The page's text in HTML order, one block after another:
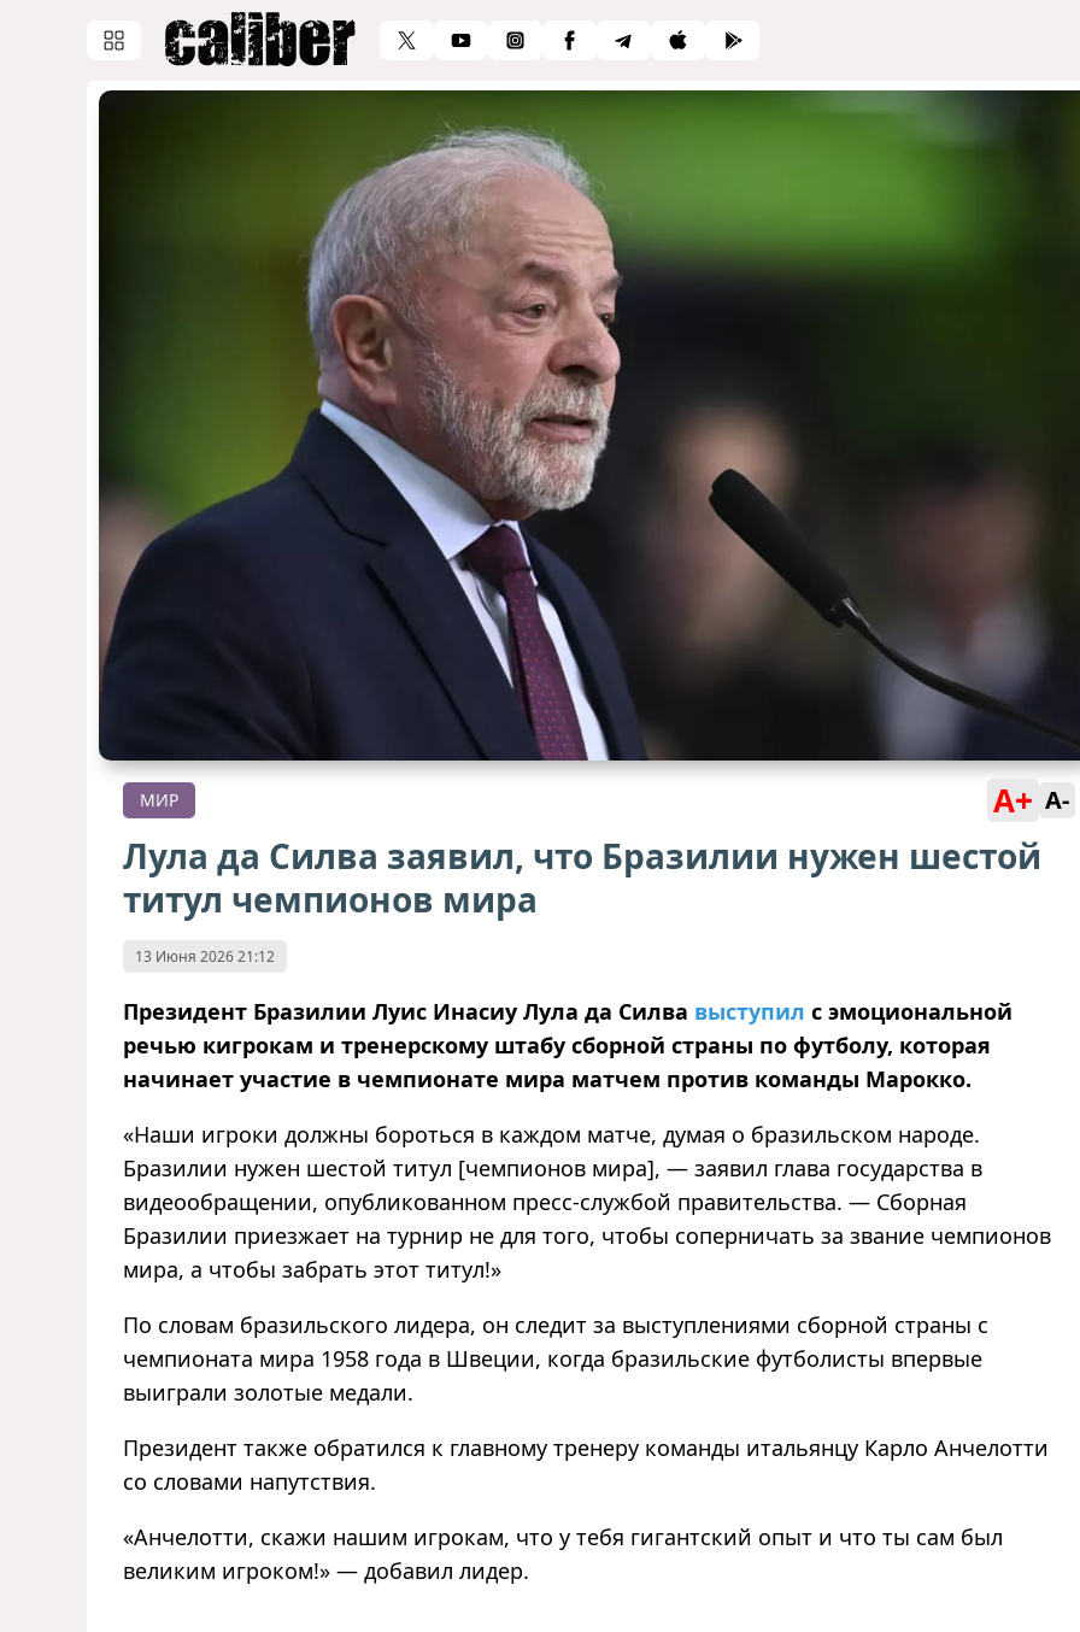
МИР A+ A-
Лула да Силва заявил, что Бразилии нужен шестой
титул чемпионов мира
13 Июня 2026 21:12
Президент Бразилии Луис Инасиу Лула да Силва выступил с эмоциональной
речью кигрокам и тренерскому штабу сборной страны по футболу, которая
начинает участие в чемпионате мира матчем против команды Марокко.
«Наши игроки должны бороться в каждом матче, думая о бразильском народе.
Бразилии нужен шестой титул [чемпионов мира], — заявил глава государства в
видеообращении, опубликованном пресс-службой правительства. — Сборная
Бразилии приезжает на турнир не для того, чтобы соперничать за звание чемпионов
мира, а чтобы забрать этот титул!»
По словам бразильского лидера, он следит за выступлениями сборной страны с
чемпионата мира 1958 года в Швеции, когда бразильские футболисты впервые
выиграли золотые медали.
Президент также обратился к главному тренеру команды итальянцу Карло Анчелотти
со словами напутствия.
«Анчелотти, скажи нашим игрокам, что у тебя гигантский опыт и что ты сам был
великим игроком!» — добавил лидер.